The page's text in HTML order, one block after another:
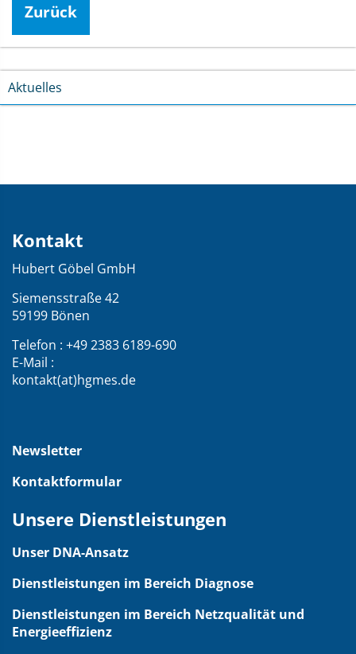
Zurück
Aktuelles
Kontakt
und
Übersicht
über
die
Webseite
Kontakt
Hubert Göbel GmbH
Siemensstraße 42
59199 Bönen
Telefon : +49 2383 6189-690
E-Mail :
kontakt(at)hgmes.de
Newsletter
Kontaktformular
Unsere Dienstleistungen
Unser DNA-Ansatz
Dienstleistungen im Bereich Diagnose
Dienstleistungen im Bereich Netzqualität und
Energieeffizienz